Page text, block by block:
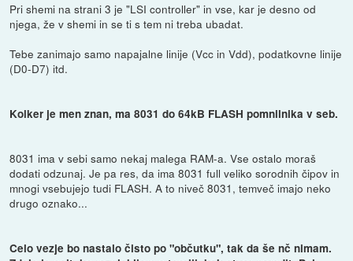
Pri shemi na strani 3 je "LSI controller" in vse, kar je desno od
njega, že v shemi in se ti s tem ni treba ubadat.
Tebe zanimajo samo napajalne linije (Vcc in Vdd), podatkovne linije
(D0-D7) itd.
Kolker je men znan, ma 8031 do 64kB FLASH pomnilnika v seb.
8031 ima v sebi samo nekaj malega RAM-a. Vse ostalo moraš
dodati odzunaj. Je pa res, da ima 8031 full veliko sorodnih čipov in
mnogi vsebujejo tudi FLASH. A to niveč 8031, temveč imajo neko
drugo oznako...
Celo vezje bo nastalo čisto po "občutku", tak da še nč nimam.